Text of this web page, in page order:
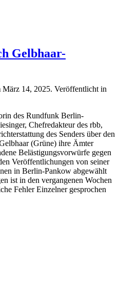
Gelbhaar-
März 14, 2025. Veröffentlicht in
des Rundfunk Berlin-
Chefredakteur des rbb,
des Senders über den
(Grüne) ihre Ämter
Belästigungsvorwürfe gegen
Veröffentlichungen von seiner
in Berlin-Pankow abgewählt
ist in den vergangenen Wochen
Fehler Einzelner gesprochen